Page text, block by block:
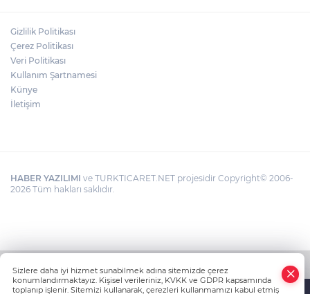
Gizlilik Politikası
Çerez Politikası
Veri Politikası
Kullanım Şartnamesi
Künye
İletişim
HABER YAZILIMI ve TURKTICARET.NET projesidir Copyright© 2006-
2026 Tüm hakları saklıdır.
Sizlere daha iyi hizmet sunabilmek adına sitemizde çerez
konumlandırmaktayız. Kişisel verileriniz, KVKK ve GDPR kapsamında
toplanıp işlenir. Sitemizi kullanarak, çerezleri kullanmamızı kabul etmiş